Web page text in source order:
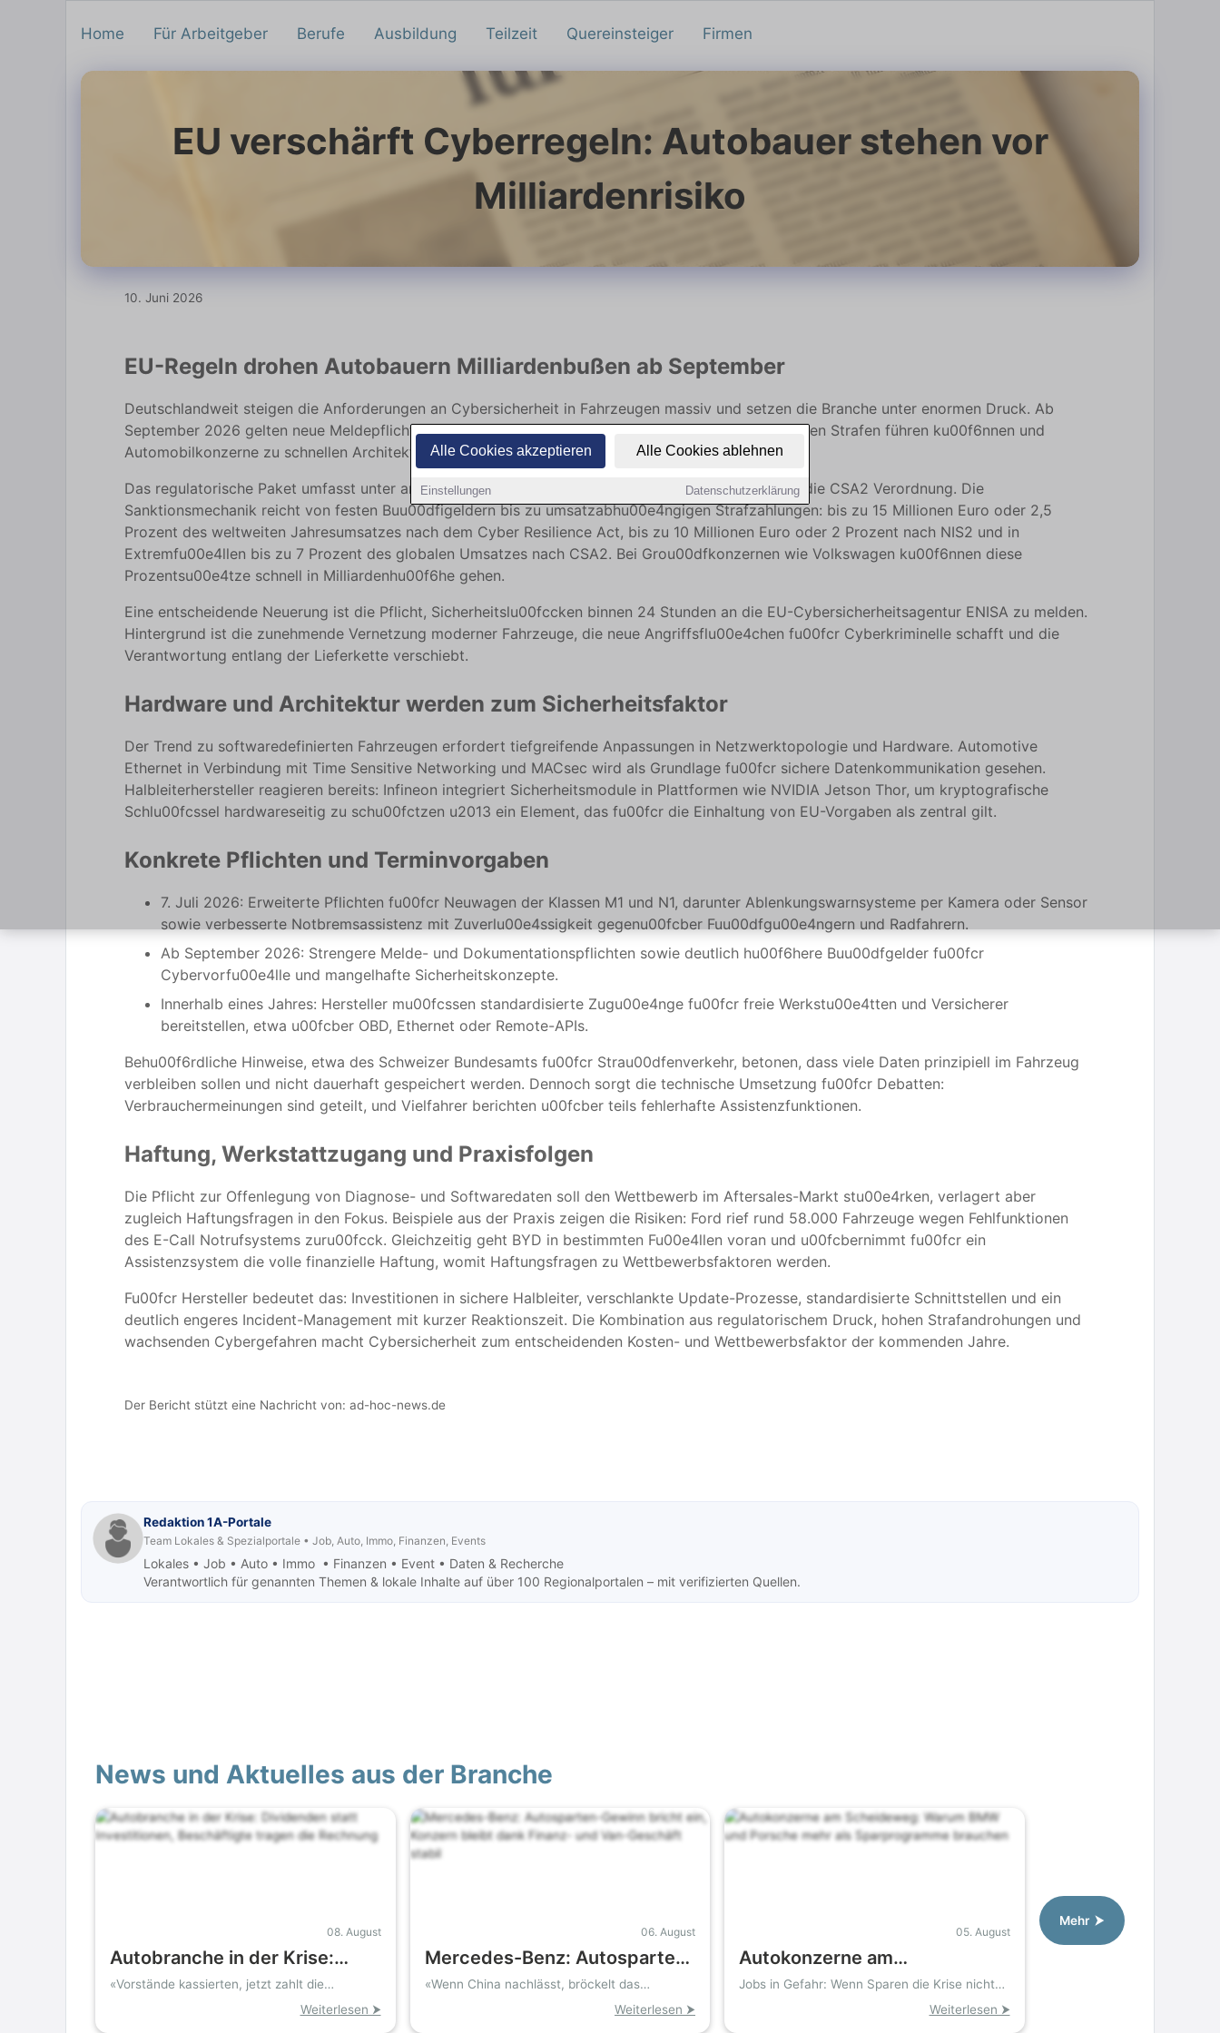
Alle Cookies akzeptieren Alle Cookies ablehnen
Einstellungen Datenschutzerklärung
Home Für Arbeitgeber Berufe Ausbildung Teilzeit Quereinsteiger Firmen
EU verschärft Cyberregeln: Autobauer stehen vor
Milliardenrisiko
10. Juni 2026
EU-Regeln drohen Autobauern Milliardenbußen ab September
Deutschlandweit steigen die Anforderungen an Cybersicherheit in Fahrzeugen massiv und setzen die Branche unter enormen Druck. Ab
September 2026 gelten neue Meldepflichten und Sanktionsregeln, die bei Verstößen zu empfindlichen Strafen führen ku00f6nnen und
Automobilkonzerne zu schnellen Architekturu00e4nderungen zwingen.
Das regulatorische Paket umfasst unter anderem den Cyber Resilience Act, die NIS2 Richtlinie und die CSA2 Verordnung. Die
Sanktionsmechanik reicht von festen Buu00dfigeldern bis zu umsatzabhu00e4ngigen Strafzahlungen: bis zu 15 Millionen Euro oder 2,5
Prozent des weltweiten Jahresumsatzes nach dem Cyber Resilience Act, bis zu 10 Millionen Euro oder 2 Prozent nach NIS2 und in
Extremfu00e4llen bis zu 7 Prozent des globalen Umsatzes nach CSA2. Bei Grou00dfkonzernen wie Volkswagen ku00f6nnen diese
Prozentsu00e4tze schnell in Milliardenhu00f6he gehen.
Eine entscheidende Neuerung ist die Pflicht, Sicherheitslu00fccken binnen 24 Stunden an die EU-Cybersicherheitsagentur ENISA zu melden.
Hintergrund ist die zunehmende Vernetzung moderner Fahrzeuge, die neue Angriffsflu00e4chen fu00fcr Cyberkriminelle schafft und die
Verantwortung entlang der Lieferkette verschiebt.
Hardware und Architektur werden zum Sicherheitsfaktor
Der Trend zu softwaredefinierten Fahrzeugen erfordert tiefgreifende Anpassungen in Netzwerktopologie und Hardware. Automotive
Ethernet in Verbindung mit Time Sensitive Networking und MACsec wird als Grundlage fu00fcr sichere Datenkommunikation gesehen.
Halbleiterhersteller reagieren bereits: Infineon integriert Sicherheitsmodule in Plattformen wie NVIDIA Jetson Thor, um kryptografische
Schlu00fcssel hardwareseitig zu schu00fctzen u2013 ein Element, das fu00fcr die Einhaltung von EU-Vorgaben als zentral gilt.
Konkrete Pflichten und Terminvorgaben
7. Juli 2026: Erweiterte Pflichten fu00fcr Neuwagen der Klassen M1 und N1, darunter Ablenkungswarnsysteme per Kamera oder Sensor
sowie verbesserte Notbremsassistenz mit Zuverlu00e4ssigkeit gegenu00fcber Fuu00dfgu00e4ngern und Radfahrern.
Ab September 2026: Strengere Melde- und Dokumentationspflichten sowie deutlich hu00f6here Buu00dfgelder fu00fcr
Cybervorfu00e4lle und mangelhafte Sicherheitskonzepte.
Innerhalb eines Jahres: Hersteller mu00fcssen standardisierte Zugu00e4nge fu00fcr freie Werkstu00e4tten und Versicherer
bereitstellen, etwa u00fcber OBD, Ethernet oder Remote-APIs.
Behu00f6rdliche Hinweise, etwa des Schweizer Bundesamts fu00fcr Strau00dfenverkehr, betonen, dass viele Daten prinzipiell im Fahrzeug
verbleiben sollen und nicht dauerhaft gespeichert werden. Dennoch sorgt die technische Umsetzung fu00fcr Debatten:
Verbrauchermeinungen sind geteilt, und Vielfahrer berichten u00fcber teils fehlerhafte Assistenzfunktionen.
Haftung, Werkstattzugang und Praxisfolgen
Die Pflicht zur Offenlegung von Diagnose- und Softwaredaten soll den Wettbewerb im Aftersales-Markt stu00e4rken, verlagert aber
zugleich Haftungsfragen in den Fokus. Beispiele aus der Praxis zeigen die Risiken: Ford rief rund 58.000 Fahrzeuge wegen Fehlfunktionen
des E-Call Notrufsystems zuru00fcck. Gleichzeitig geht BYD in bestimmten Fu00e4llen voran und u00fcbernimmt fu00fcr ein
Assistenzsystem die volle finanzielle Haftung, womit Haftungsfragen zu Wettbewerbsfaktoren werden.
Fu00fcr Hersteller bedeutet das: Investitionen in sichere Halbleiter, verschlankte Update-Prozesse, standardisierte Schnittstellen und ein
deutlich engeres Incident-Management mit kurzer Reaktionszeit. Die Kombination aus regulatorischem Druck, hohen Strafandrohungen und
wachsenden Cybergefahren macht Cybersicherheit zum entscheidenden Kosten- und Wettbewerbsfaktor der kommenden Jahre.
Der Bericht stützt eine Nachricht von: ad-hoc-news.de
Redaktion 1A-Portale
Team Lokales & Spezialportale • Job, Auto, Immo, Finanzen, Events
Lokales • Job • Auto • Immo • Finanzen • Event • Daten & Recherche
Verantwortlich für genannten Themen & lokale Inhalte auf über 100 Regionalportalen – mit verifizierten Quellen.
News und Aktuelles aus der Branche
08. August
Autobranche in der Krise:
Dividenden statt
Investitionen, Beschäftigte
«Vorstände kassierten, jetzt zahlt die
Weiterlesen ⮞
06. August
Mercedes-Benz: Autosparten-
Gewinn bricht ein, Konzern
bleibt dank Finanz- und Van-
«Wenn China nachlässt, bröckelt das
Weiterlesen ⮞
05. August
Autokonzerne am
Scheideweg: Warum BMW und
Jobs in Gefahr: Wenn Sparen die Krise nicht
Weiterlesen ⮞
Mehr ⮞